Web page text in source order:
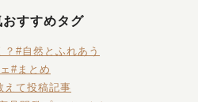
おすすめタグ
？ #自然とふれあう
#まとめ
えて投稿記事